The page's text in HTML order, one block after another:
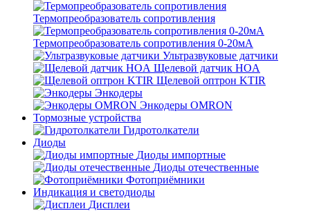
Термопреобразователь сопротивления
Термопреобразователь сопротивления 0-20мА
Ультразвуковые датчики
Щелевой датчик HOA
Щелевой оптрон KTIR
Энкодеры
Энкодеры OMRON
Тормозные устройства
Гидротолкатели
Диоды
Диоды импортные
Диоды отечественные
Фотоприёмники
Индикация и светодиоды
Дисплеи